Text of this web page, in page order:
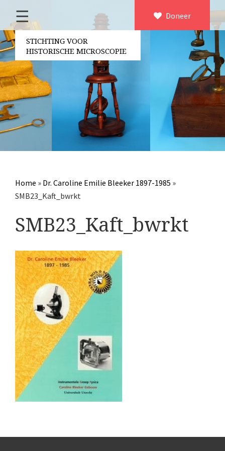
×
Home
Over ons
Contact
Bestuur
Vrijwilligers
Partners
Jaarverslagen
Microscopen
Overige optische instrumenten
Elektrische meetapparatuur
Boeken
Divers
Makers
Images
Culpeper (ca. 1735)
Cuff (ca. 1745)
volgens Culpeper (1750-1780)
‘Jones’ most improved type’ (1800-1830)
Long, Gould type (1821-1850)
Nachet, ‘grand modèle’ (1856-1862)
Doneer
☰
STICHTING VOOR
HISTORISCHE MICROSCOPIE
Home » Dr. Caroline Emilie Bleeker 1897-1985 »
SMB23_Kaft_bwrkt
SMB23_Kaft_bwrkt